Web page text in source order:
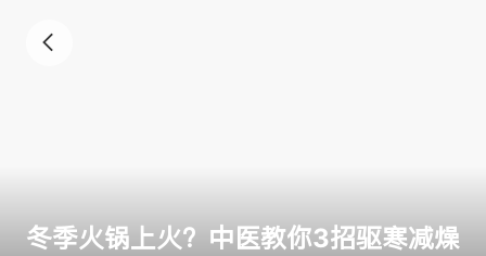
冬季火锅上火？中医教你3招驱寒减燥